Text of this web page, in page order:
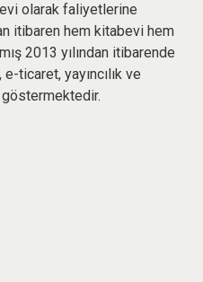
olarak faliyetlerine
itibaren hem kitabevi hem
2013 yılından itibarende
ticaret, yayıncılık ve
göstermektedir.